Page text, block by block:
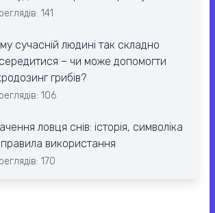
141
сучасній людині так складно
– чи може допомогти
грибів?
106
ловця снів: історія, символіка
використання
170